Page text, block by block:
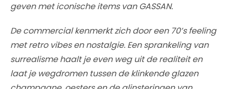
geven met iconische items van GASSAN.
De commercial kenmerkt zich door een 70’s feeling
met retro vibes en nostalgie. Een sprankeling van
surrealisme haalt je even weg uit de realiteit en
laat je wegdromen tussen de klinkende glazen